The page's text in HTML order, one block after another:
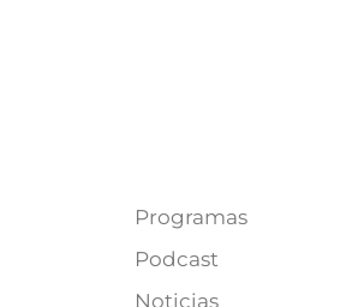
Programas
Podcast
Noticias